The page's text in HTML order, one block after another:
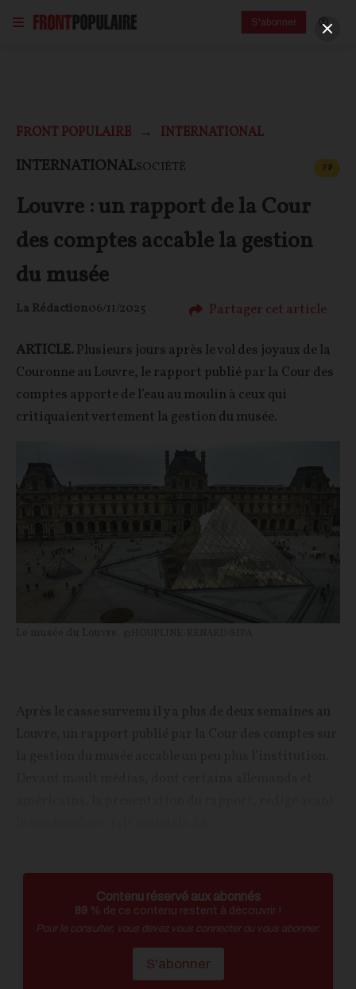
S'abonner
FRONT POPULAIRE INTERNATIONAL
INTERNATIONALSOCIÉTÉ FP
Louvre : un rapport de la Cour
des comptes accable la gestion
du musée
La Rédaction06/11/2025 Partager cet article
ARTICLE.Plusieurs jours après le vol des joyaux de la
Couronne au Louvre, le rapport publié par la Cour des
comptes apporte de l’eau au moulin à ceux qui
critiquaient vertement la gestion du musée.
Contenu réservé aux abonnés
89 % de ce contenu restent à découvrir !
Pour le consulter, vous devez vous connecter ou vous abonner.
S'abonner